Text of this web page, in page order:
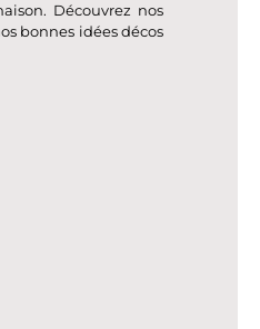
Découvrez nos
bonnes idées décos